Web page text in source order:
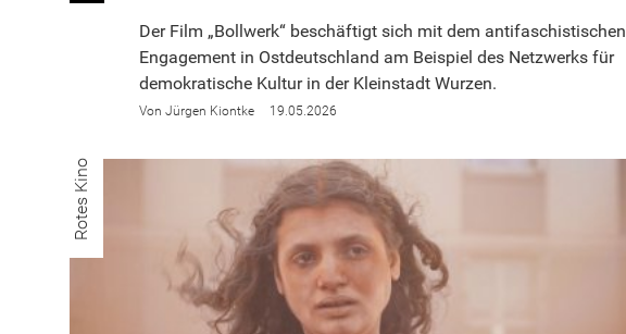
Der Film „Bollwerk“ beschäftigt sich mit dem antifaschistischen
Engagement in Ostdeutschland am Beispiel des Netzwerks für
demokratische Kultur in der Kleinstadt Wurzen.
Jürgen Kiontke 19.05.2026
Rotes Kino